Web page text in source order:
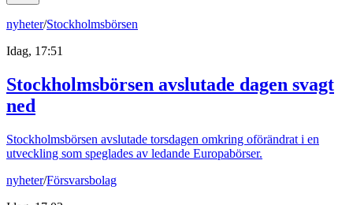
nyheter/Stockholmsbörsen
Idag, 17:51
Stockholmsbörsen avslutade dagen svagt
ned
Stockholmsbörsen avslutade torsdagen omkring oförändrat i en
utveckling som speglades av ledande Europabörser.
nyheter/Försvarsbolag